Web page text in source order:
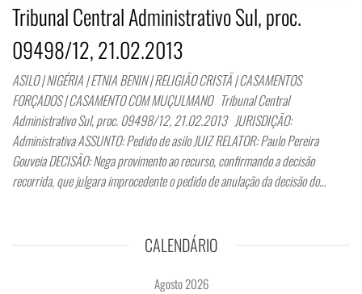
Tribunal Central Administrativo Sul, proc.
09498/12, 21.02.2013
ASILO | NIGÉRIA | ETNIA BENIN | RELIGIÃO CRISTÃ | CASAMENTOS
FORÇADOS | CASAMENTO COM MUÇULMANO Tribunal Central
Administrativo Sul, proc. 09498/12, 21.02.2013 JURISDIÇÃO:
Administrativa ASSUNTO: Pedido de asilo JUIZ RELATOR: Paulo Pereira
Gouveia DECISÃO: Nega provimento ao recurso, confirmando a decisão
recorrida, que julgara improcedente o pedido de anulação da decisão do…
CALENDÁRIO
Agosto 2026